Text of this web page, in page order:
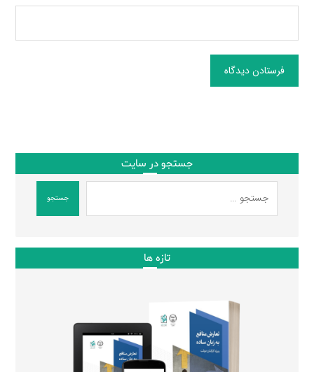
فرستادن دیدگاه
جستجو در سایت
جستجو
تازه ها